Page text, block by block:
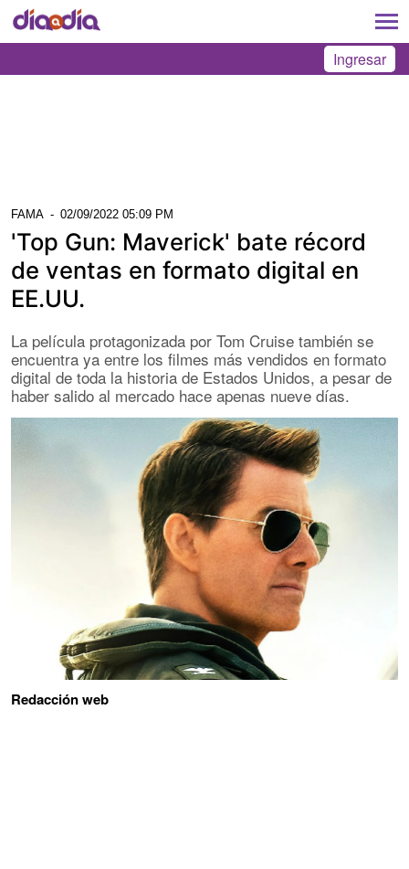
Ingresar
FAMA - 02/09/2022 05:09 PM
'Top Gun: Maverick' bate récord
de ventas en formato digital en
EE.UU.
La película protagonizada por Tom Cruise también se
encuentra ya entre los filmes más vendidos en formato
digital de toda la historia de Estados Unidos, a pesar de
haber salido al mercado hace apenas nueve días.
Redacción web